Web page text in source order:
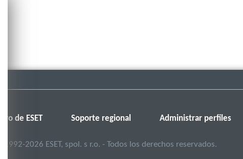
Foro de ESET Soporte regional Administrar perfiles
1992-2026 ESET, spol. s r.o. - Todos los derechos reservados.